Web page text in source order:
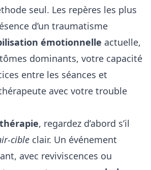
seul. Les repères les plus
d’un traumatisme
émotionnelle actuelle,
dominants, votre capacité
entre les séances et
avec votre trouble
, regardez d’abord s’il
cible clair. Un événement
avec reviviscences ou